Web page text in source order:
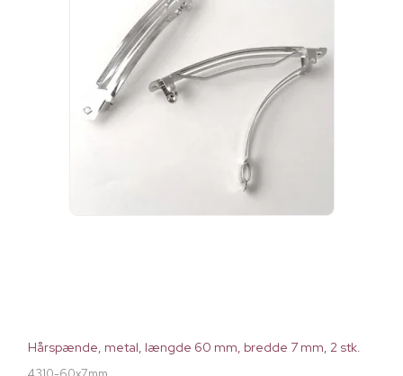
Hårspænde, metal, længde 60 mm, bredde 7 mm, 2 stk.